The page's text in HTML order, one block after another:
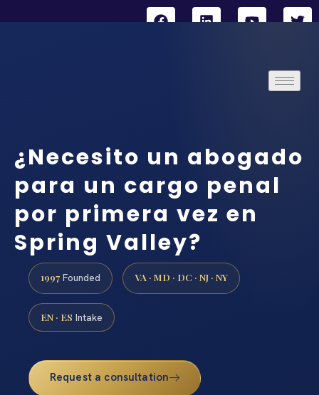
¿Necesito un abogado
para un cargo penal
por primera vez en
Spring Valley?
1997 Founded VA · MD · DC · NJ · NY
EN · ES Intake
Request a consultation